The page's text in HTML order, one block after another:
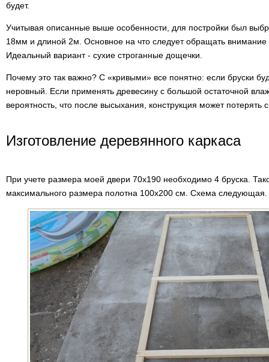
будет.
Учитывая описанные выше особенности, для постройки был
18мм и длиной 2м. Основное на что следует обращать внимание
Идеальный вариант - сухие строганные дощечки.
Почему это так важно? С «кривыми» все понятно: если бруски
неровный. Если применять древесину с большой остаточной
вероятность, что после высыхания, конструкция может
Изготовление деревянного каркаса
При учете размера моей двери 70х190 необходимо 4 бруска.
максимального размера полотна 100х200 см. Схема следующая.